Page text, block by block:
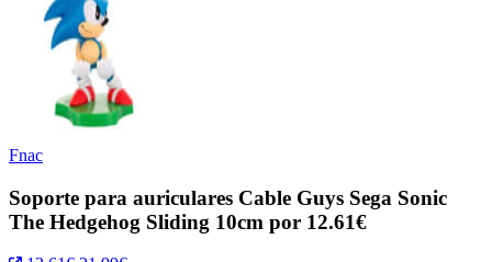
Fnac
Soporte para auriculares Cable Guys Sega Sonic
The Hedgehog Sliding 10cm por 12.61€